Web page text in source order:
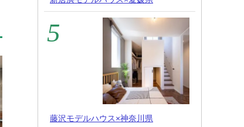
藤沢モデルハウス×神奈川県